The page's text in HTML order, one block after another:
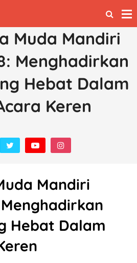
Muda Mandiri
Menghadirkan
Hebat Dalam
Keren
Mandiri
Hebat Dalam